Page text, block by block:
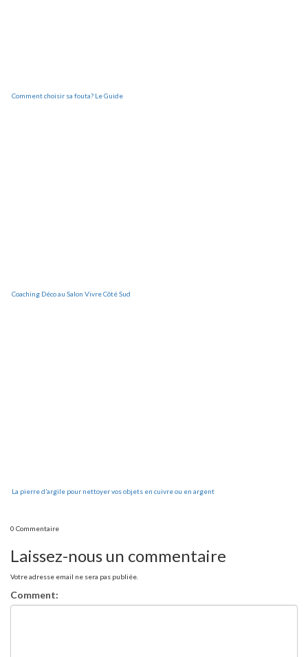
Comment choisir sa fouta? Le Guide
Coaching Déco au Salon Vivre Côté Sud
La pierre d’argile pour nettoyer vos objets en cuivre ou en argent
0 Commentaire
Laissez-nous un commentaire
Votre adresse email ne sera pas publiée.
Comment: